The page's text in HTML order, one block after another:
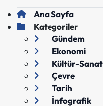
Ana Sayfa
Kategoriler
Gündem
Ekonomi
Kültür-Sanat
Çevre
Tarih
İnfografik